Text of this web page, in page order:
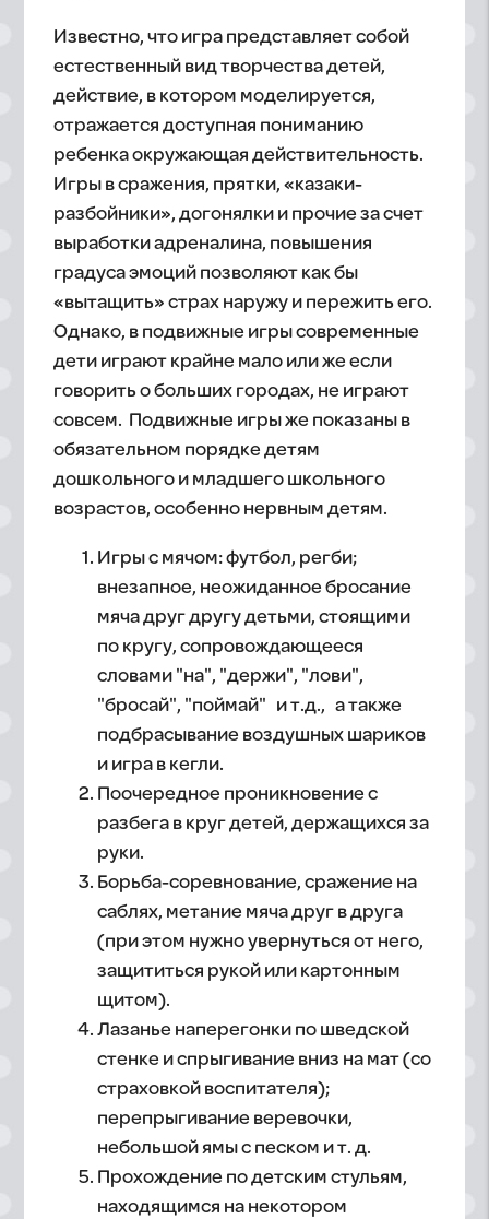
Известно, что игра представляет собой
естественный вид творчества детей,
действие, в котором моделируется,
отражается доступная пониманию
ребенка окружающая действительность.
Игры в сражения, прятки, «казаки-
разбойники», догонялки и прочие за счет
выработки адреналина, повышения
градуса эмоций позволяют как бы
«вытащить» страх наружу и пережить его.
Однако, в подвижные игры современные
дети играют крайне мало или же если
говорить о больших городах, не играют
совсем. Подвижные игры же показаны в
обязательном порядке детям
дошкольного и младшего школьного
возрастов, особенно нервным детям.
Игры с мячом: футбол, регби;
внезапное, неожиданное бросание
мяча друг другу детьми, стоящими
по кругу, сопровождающееся
словами "на", "держи", "лови",
"бросай", "поймай" и т.д., а также
подбрасывание воздушных шариков
и игра в кегли.
Поочередное проникновение с
разбега в круг детей, держащихся за
руки.
Борьба-соревнование, сражение на
саблях, метание мяча друг в друга
(при этом нужно увернуться от него,
защититься рукой или картонным
щитом).
Лазанье наперегонки по шведской
стенке и спрыгивание вниз на мат (со
страховкой воспитателя);
перепрыгивание веревочки,
небольшой ямы с песком и т. д.
Прохождение по детским стульям,
находящимся на некотором